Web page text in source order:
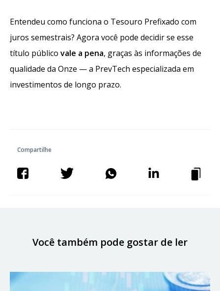
Compartilhe
Entendeu como funciona o Tesouro Prefixado com
juros semestrais? Agora você pode decidir se esse
título público vale a pena, graças às informações de
qualidade da Onze — a PrevTech especializada em
investimentos de longo prazo.
Você também pode gostar de ler